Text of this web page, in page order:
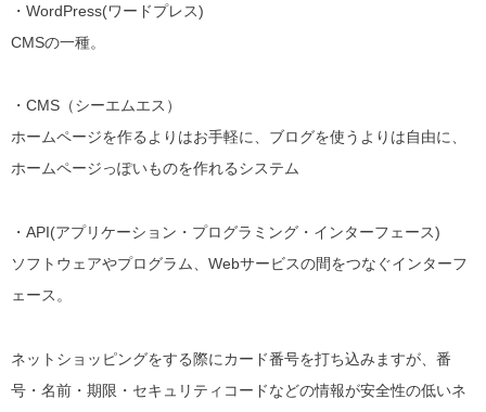
・WordPress(ワードプレス)
CMSの一種。
・CMS（シーエムエス）
ホームページを作るよりはお手軽に、ブログを使うよりは自由に、
ホームページっぽいものを作れるシステム
・API(アプリケーション・プログラミング・インターフェース)
ソフトウェアやプログラム、Webサービスの間をつなぐインターフ
ェース。
ネットショッピングをする際にカード番号を打ち込みますが、番
号・名前・期限・セキュリティコードなどの情報が安全性の低いネ